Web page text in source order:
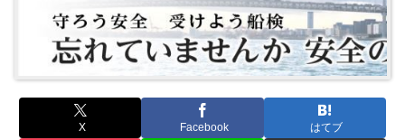
X Facebook はてブ